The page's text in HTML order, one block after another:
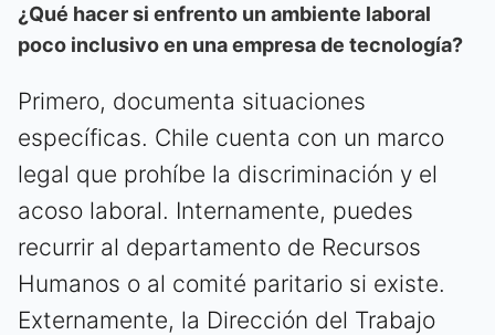
¿Qué hacer si enfrento un ambiente laboral
poco inclusivo en una empresa de tecnología?
Primero, documenta situaciones
específicas. Chile cuenta con un marco
legal que prohíbe la discriminación y el
acoso laboral. Internamente, puedes
recurrir al departamento de Recursos
Humanos o al comité paritario si existe.
Externamente, la Dirección del Trabajo